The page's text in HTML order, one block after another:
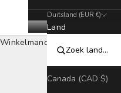
Duitsland (EUR €)
Land
Canada (CAD $)
Winkelmandje
WINKEL OP CAMERA